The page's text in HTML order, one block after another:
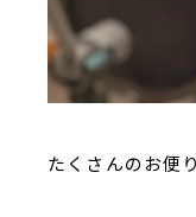
たくさんのお便